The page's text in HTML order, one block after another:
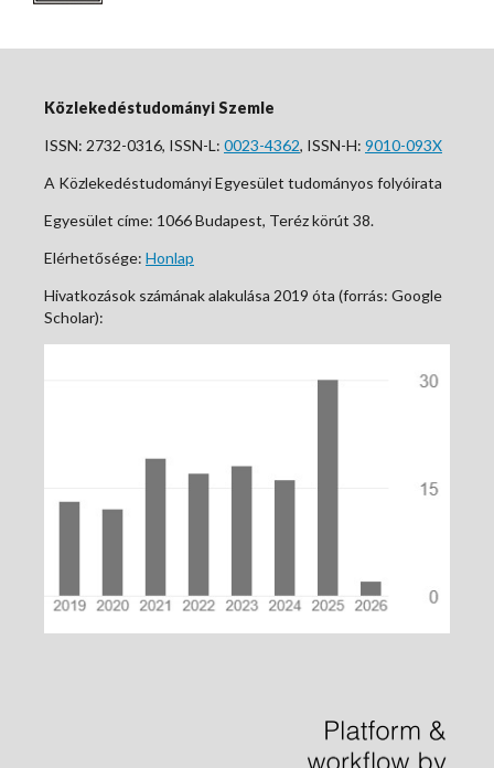
Közlekedéstudományi Szemle
ISSN: 2732-0316, ISSN-L: 0023-4362, ISSN-H: 9010-093X
A Közlekedéstudományi Egyesület tudományos folyóirata
Egyesület címe: 1066 Budapest, Teréz körút 38.
Elérhetősége: Honlap
Hivatkozások számának alakulása 2019 óta (forrás: Google
Scholar):